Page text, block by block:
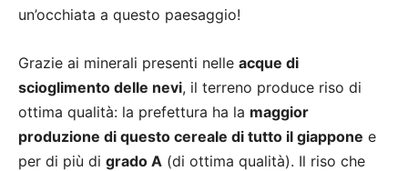
un’occhiata a questo paesaggio!
Grazie ai minerali presenti nelle acque di
scioglimento delle nevi, il terreno produce riso di
ottima qualità: la prefettura ha la maggior
produzione di questo cereale di tutto il giappone e
per di più di grado A (di ottima qualità). Il riso che